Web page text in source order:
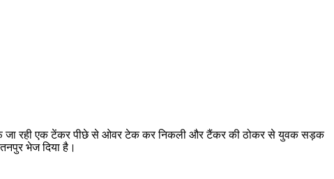
जा रही एक टेंकर पीछे से ओवर टेक कर निकली और टैंकर की ठोकर से युवक सड़क
भेज दिया है।